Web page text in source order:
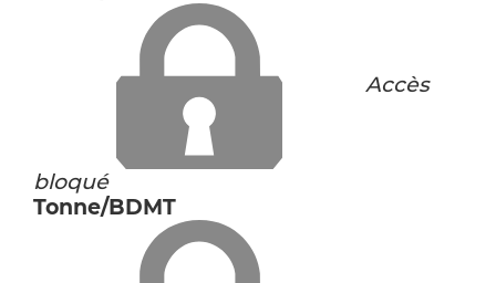
Accès
bloqué
Tonne/BDMT